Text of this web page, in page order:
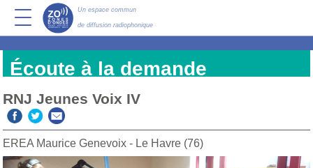
Un espace commun
de diffusion radiophonique
Écoute à la demande
RNJ Jeunes Voix IV
EREA Maurice Genevoix - Le Havre (76)